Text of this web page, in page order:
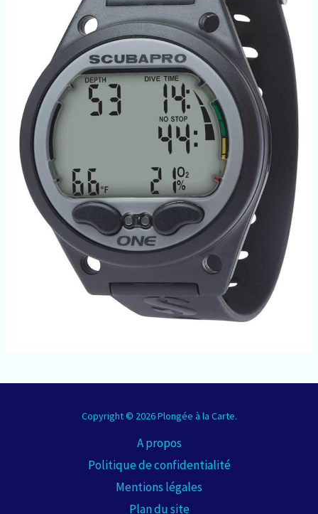
Copyright © 2026 Plongée à la Carte.
A propos
Politique de confidentialité
Mentions légales
Plan du site